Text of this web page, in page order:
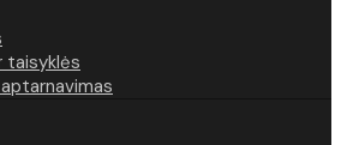
taisyklės